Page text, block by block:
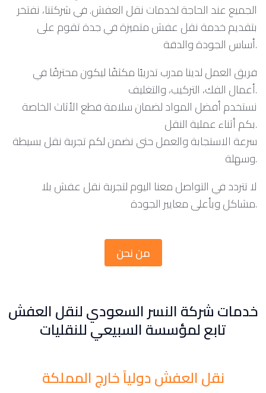
الجميع عند الحاجة لخدمات نقل العفش. في شركتنا، نفتخر
بتقديم خدمة نقل عفش متميزة في جدة تقوم على
أساس الجودة والدقة.
أعمال الفك، التركيب، والتغليف.
نستخدم أفضل المواد لضمان سلامة قطع الأثاث الخاصة
بكم أثناء عملية النقل.
سرعة الاستجابة والعمل حتى نضمن لكم تجربة نقل بسيطة
وسهلة.
لا تتردد في التواصل معنا اليوم لتجربة نقل عفش بلا
مشاكل وبأعلى معايير الجودة.
من نحن
خدمات شركة النسر السعودي لنقل العفش
تابع لمؤسسة السبيعي للنقليات
نقل العفش دولياً خارج المملكة